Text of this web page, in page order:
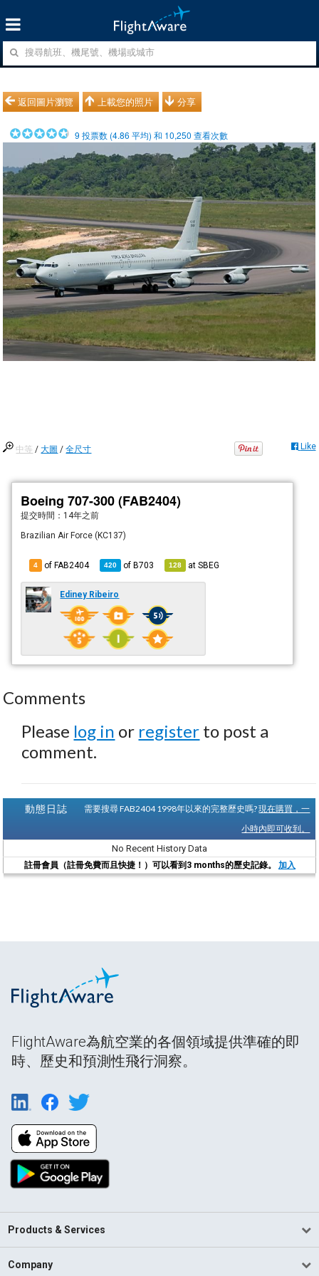
返回圖片瀏覽 上載您的照片 分享
9 投票数 (4.86 平均) 和 10,250 查看次數
中等 /大圖 /全尺寸 Like
Boeing 707-300 (FAB2404)
提交時間： 14年之前
Brazilian Air Force (KC137)
4 of FAB2404 420 ofB703 128 atSBEG
Ediney Ribeiro
Comments
Please log in or register to post a
comment.
動態日誌 需要搜尋 FAB2404 1998年以來的完整歷史嗎?現在購買，一
小時內即可收到。
No Recent History Data
註冊會員（註冊免費而且快捷！）可以看到3 months的歷史記錄。 加入
FlightAware為航空業的各個領域提供準確的即
時、歷史和預測性飛行洞察。
Products & Services
Company